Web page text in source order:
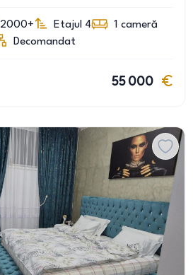
2000+ Etajul 4 1 cameră
Decomandat
55 000